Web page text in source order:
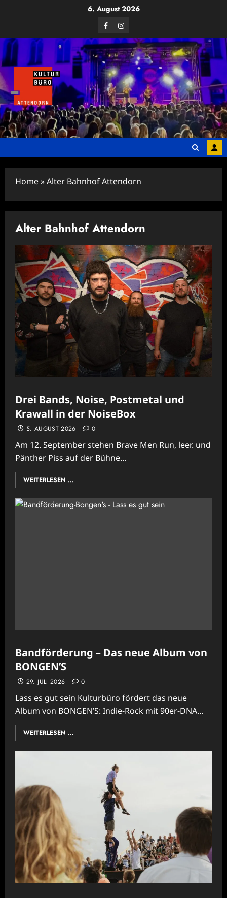
6. August 2026
FacebookInstagram
Home»Alter Bahnhof Attendorn
Alter Bahnhof Attendorn
Drei Bands, Noise, Postmetal und
Krawall in der NoiseBox
5. AUGUST 2026 0
Am 12. September stehen Brave Men Run, leer. und
Pänther Piss auf der Bühne...
WEITERLESEN ...
Bandförderung – Das neue Album von
BONGEN’S
29. JULI 2026 0
Lass es gut sein Kulturbüro fördert das neue
Album von BONGEN’S: Indie-Rock mit 90er-DNA...
WEITERLESEN ...